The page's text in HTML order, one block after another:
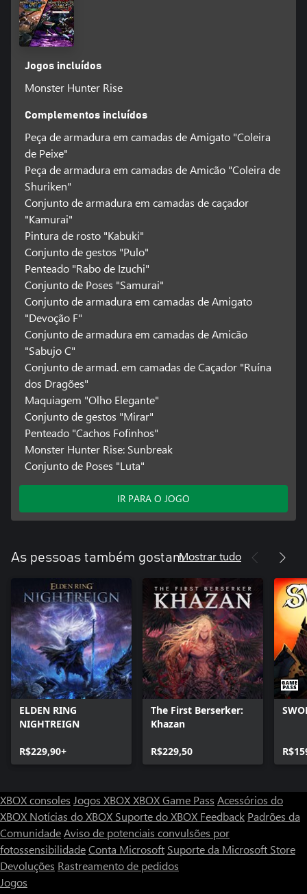
Jogos incluídos
Monster Hunter Rise
Complementos incluídos
Peça de armadura em camadas de Amigato "Coleira
de Peixe"
Peça de armadura em camadas de Amicão "Coleira de
Shuriken"
Conjunto de armadura em camadas de caçador
"Kamurai"
Pintura de rosto "Kabuki"
Conjunto de gestos "Pulo"
Penteado "Rabo de Izuchi"
Conjunto de Poses "Samurai"
Conjunto de armadura em camadas de Amigato
"Devoção F"
Conjunto de armadura em camadas de Amicão
"Sabujo C"
Conjunto de armad. em camadas de Caçador "Ruína
dos Dragões"
Maquiagem "Olho Elegante"
Conjunto de gestos "Mirar"
Penteado "Cachos Fofinhos"
Monster Hunter Rise: Sunbreak
Conjunto de Poses "Luta"
IR PARA O JOGO
As pessoas também gostamMostrar tudo
ELDEN RING
NIGHTREIGN
R$229,90+
The First Berserker:
Khazan
R$229,50
XBOX consoles Jogos XBOXXBOX Game Pass Acessórios do
XBOX Notícias do XBOX Suporte do XBOX Feedback Padrões da
ComunidadeAviso de potenciais convulsões por
fotossensibilidadeConta Microsoft Suporte da Microsoft Store
Devoluções Rastreamento de pedidos
Jogos